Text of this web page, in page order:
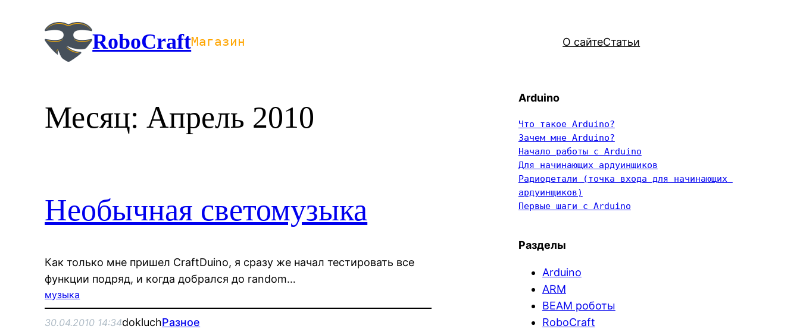
содержимому
RoboCraftМагазин О сайтеСтатьи
Месяц:Апрель 2010
Необычная светомузыка
Как только мне пришел CraftDuino, я сразу же начал тестировать все
функции подряд, и когда добрался до random…
музыка
30.04.2010 14:34dokluchРазное
Arduino
Что такое Arduino?
Зачем мне Arduino?
Начало работы с Arduino
Для начинающих ардуинщиков
Радиодетали (точка входа для начинающих
ардуинщиков)
Первые шаги с Arduino
Разделы
Arduino
ARM
BEAM роботы
RoboCraft